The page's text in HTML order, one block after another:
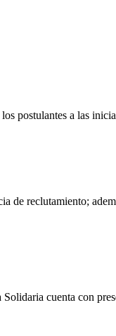
postulantes a las
de reclutamiento;
cuenta con